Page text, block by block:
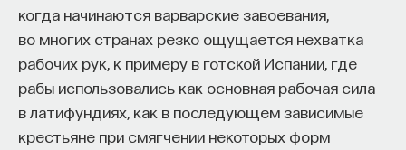
когда начинаются варварские завоевания,
во многих странах резко ощущается нехватка
рабочих рук, к примеру в готской Испании, где
рабы использовались как основная рабочая сила
в латифундиях, как в последующем зависимые
крестьяне при смягчении некоторых форм
3/10/2025
НАПИСАТЬ НАМ